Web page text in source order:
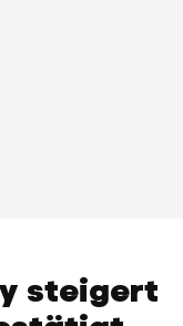
steigert